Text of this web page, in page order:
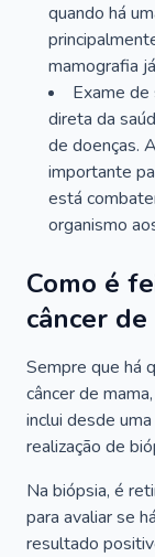
quando há
mamografia
Exame de
direta da
de doenças.
importante
está
organismo
Como é
câncer de
Sempre que há
câncer de
inclui desde
realização de
Na biópsia, é
para avaliar se
resultado